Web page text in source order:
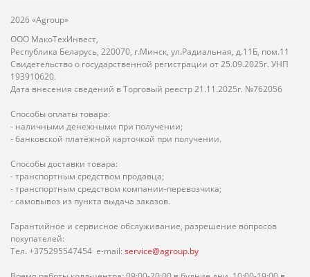
2026 «Agroup»
ООО МакоТехИнвест,
Республика Беларусь, 220070, г.Минск, ул.Радиальная, д.11Б, пом.11
Свидетельство о государственной регистрации от 25.09.2025г. УНП
193910620.
Дата внесения сведений в Торговый реестр 21.11.2025г. №762056
Способы оплаты товара:
- наличными денежными при получении;
- банковской платёжной карточкой при получении.
Способы доставки товара:
- транспортным средством продавца;
- транспортным средством компании-перевозчика;
- самовывоз из пункта выдача заказов.
Гарантийное и сервисное обслуживание, разрешение вопросов
покупателей:
Тел. +375295547454 e-mail: service@agroup.by